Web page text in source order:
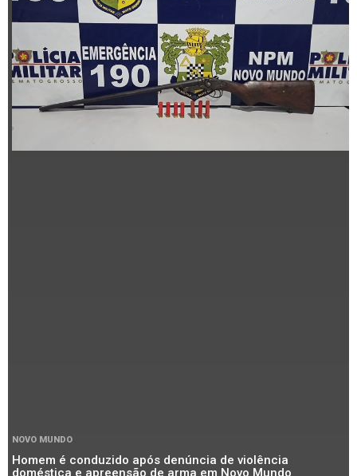
NOVO MUNDO
Homem é conduzido após denúncia de violência
doméstica e apreensão de arma em Novo Mundo